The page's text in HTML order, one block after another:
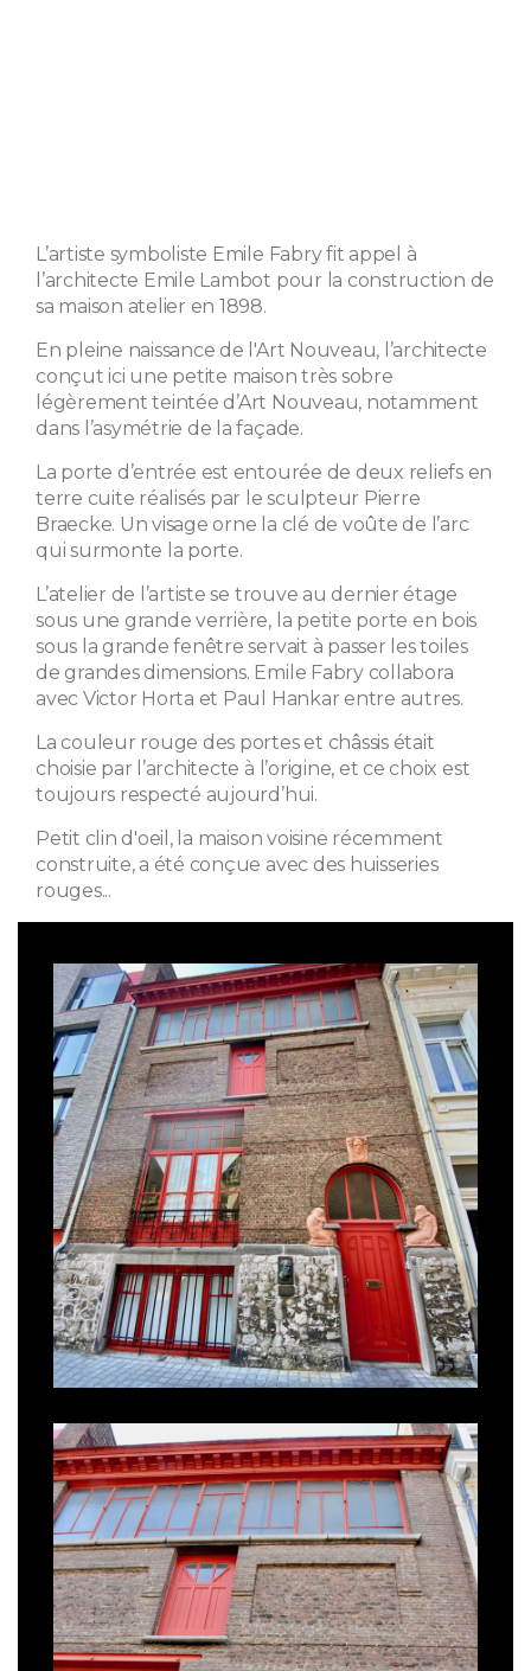
L’artiste symboliste Emile Fabry fit appel à
l’architecte Emile Lambot pour la construction de
sa maison atelier en 1898.
En pleine naissance de l'Art Nouveau, l’architecte
conçut ici une petite maison très sobre
légèrement teintée d’Art Nouveau, notamment
dans l’asymétrie de la façade.
La porte d’entrée est entourée de deux reliefs en
terre cuite réalisés par le sculpteur Pierre
Braecke. Un visage orne la clé de voûte de l’arc
qui surmonte la porte.
L’atelier de l’artiste se trouve au dernier étage
sous une grande verrière, la petite porte en bois
sous la grande fenêtre servait à passer les toiles
de grandes dimensions. Emile Fabry collabora
avec Victor Horta et Paul Hankar entre autres.
La couleur rouge des portes et châssis était
choisie par l’architecte à l’origine, et ce choix est
toujours respecté aujourd’hui.
Petit clin d'oeil, la maison voisine récemment
construite, a été conçue avec des huisseries
rouges...